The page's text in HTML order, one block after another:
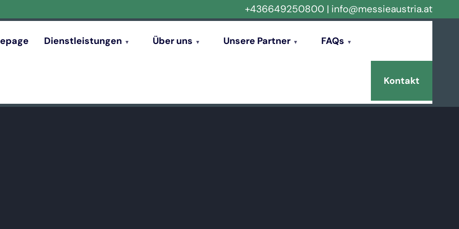
+436649250800 | info@messieaustria.at
Dienstleistungen Über uns Unsere Partner FAQs
Kontakt